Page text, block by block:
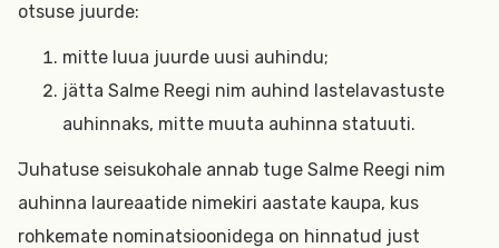
otsuse juurde:
mitte luua juurde uusi auhindu;
jätta Salme Reegi nim auhind lastelavastuste
auhinnaks, mitte muuta auhinna statuuti.
Juhatuse seisukohale annab tuge Salme Reegi nim
auhinna laureaatide nimekiri aastate kaupa, kus
rohkemate nominatsioonidega on hinnatud just